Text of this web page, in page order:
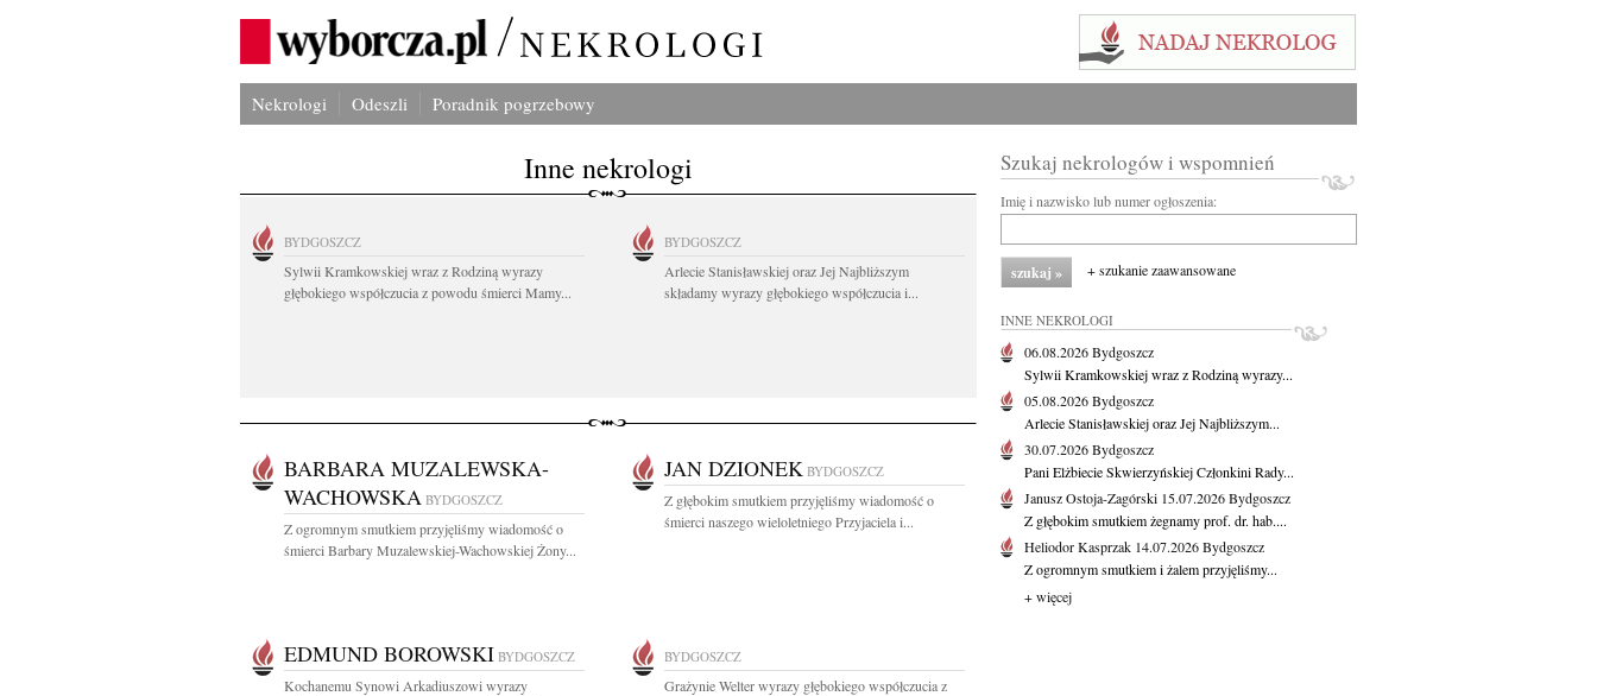
Nekrologi Odeszli Poradnik pogrzebowy
Inne nekrologi
BYDGOSZCZ
Sylwii Kramkowskiej wraz z Rodziną wyrazy
głębokiego współczucia z powodu śmierci Mamy...
BYDGOSZCZ
Arlecie Stanisławskiej oraz Jej Najbliższym
składamy wyrazy głębokiego współczucia i...
BARBARA MUZALEWSKA-
WACHOWSKA BYDGOSZCZ
Z ogromnym smutkiem przyjęliśmy wiadomość o
śmierci Barbary Muzalewskiej-Wachowskiej Żony...
JAN DZIONEK BYDGOSZCZ
Z głębokim smutkiem przyjęliśmy wiadomość o
śmierci naszego wieloletniego Przyjaciela i...
EDMUND BOROWSKI BYDGOSZCZ
Kochanemu Synowi Arkadiuszowi wyrazy
BYDGOSZCZ
Grażynie Welter wyrazy głębokiego współczucia z
Szukaj nekrologów i wspomnień
Imię i nazwisko lub numer ogłoszenia:
+ szukanie zaawansowane
INNE NEKROLOGI
06.08.2026Bydgoszcz
Sylwii Kramkowskiej wraz z Rodziną wyrazy...
05.08.2026Bydgoszcz
Arlecie Stanisławskiej oraz Jej Najbliższym...
30.07.2026Bydgoszcz
Pani Elżbiecie Skwierzyńskiej Członkini Rady...
Janusz Ostoja-Zagórski 15.07.2026Bydgoszcz
Z głębokim smutkiem żegnamy prof. dr. hab....
Heliodor Kasprzak 14.07.2026Bydgoszcz
Z ogromnym smutkiem i żalem przyjęliśmy...
+ więcej